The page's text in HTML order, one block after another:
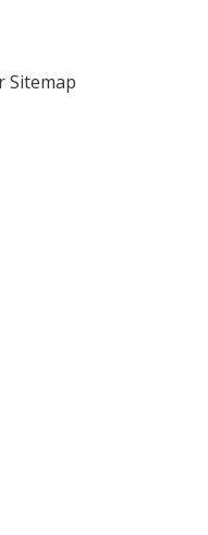
Sitemap